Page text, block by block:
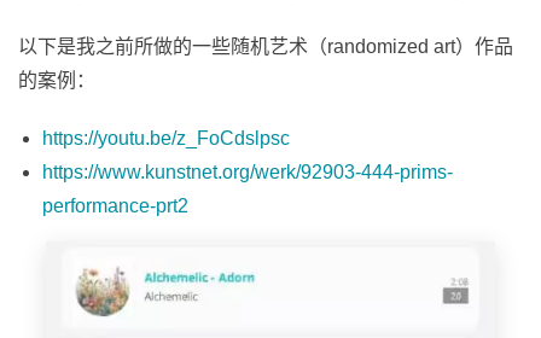
以下是我之前所做的一些随机艺术（randomized art）作品
的案例：
https://youtu.be/z_FoCdslpsc
https://www.kunstnet.org/werk/92903-444-prims-
performance-prt2